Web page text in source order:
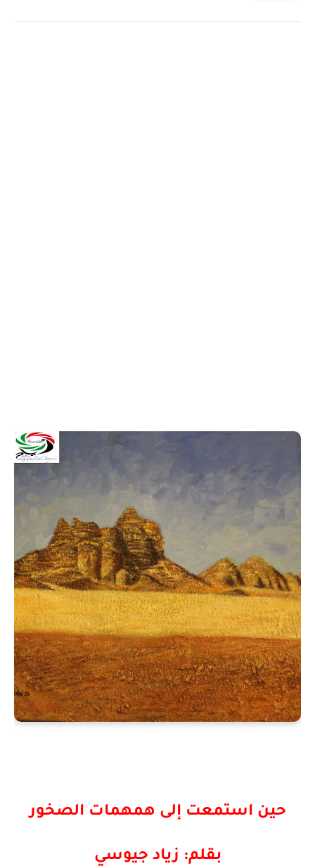
حين استمعت إلى همهمات الصخور
بقلم: زياد جيوسي